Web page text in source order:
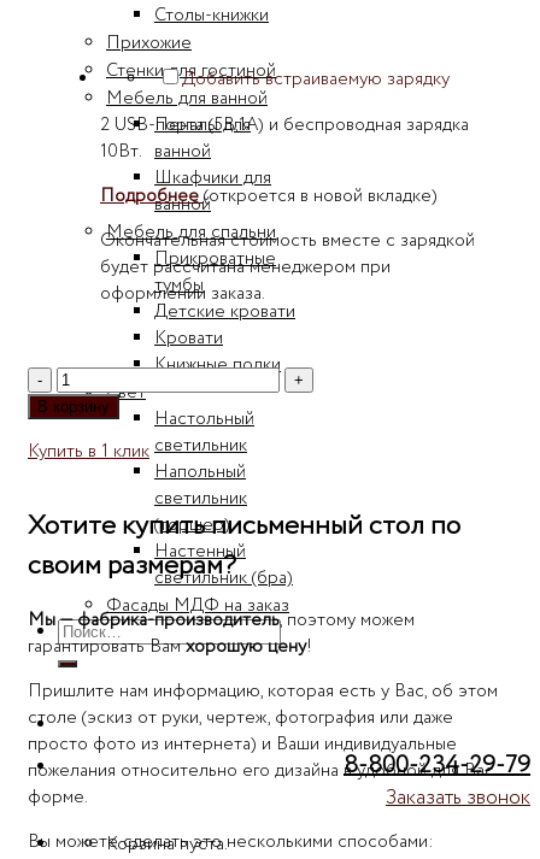
Столы-книжки
Прихожие
Стенки для гостиной
Мебель для ванной
Пеналы для
ванной
Шкафчики для
ванной
Мебель для спальни
Прикроватные
тумбы
Детские кровати
Кровати
Книжные полки
Свет
Настольный
светильник
Напольный
светильник
(торшер)
Настенный
светильник (бра)
Фасады МДФ на заказ
Искать:
8-800-234-29-79
Заказать звонок
Корзина пуста.
Добавить встраиваемую зарядку
2 USB-порта (5В,1А) и беспроводная зарядка
10Вт.
Подробнее(откроется в новой вкладке)
Окончательная стоимость вместе с зарядкой
будет рассчитана менеджером при
оформлении заказа.
Количество
товара
Письменный
стол
В корзину
Купить в 1 клик
Хотите купить письменный стол по
своим размерам?
Мы — фабрика-производитель, поэтому можем
гарантировать Вамхорошую цену!
Пришлите нам информацию, которая есть у Вас, об этом
столе (эскиз от руки, чертеж, фотография или даже
просто фото из интернета) и Ваши индивидуальные
пожелания относительно его дизайна в удобной для Вас
форме.
Вы можете сделать это несколькими способами: